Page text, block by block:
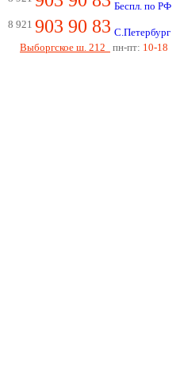
Беспл. по РФ
8 921 903 90 83 С.Петербург
Выборгское ш. 212
пн-пт: 10-18